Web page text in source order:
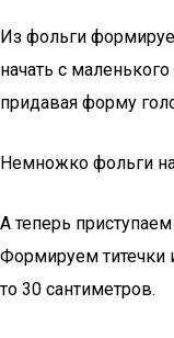
Из фольги
начать с
придавая форму
Немножко фольги
А теперь
Формируем титечки
то 30 сантиметров.